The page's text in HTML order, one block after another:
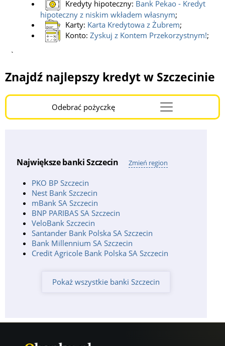
Adres:Żołędziowa 35, Szczecin;
Bank Pekao SA, bankomat
Adres:Stanisława Thugutta 2a, Szczecin;
Godziny pracy:24h Depozyty;
Bank Pekao SA, bankomat
Bałuki Edmunda 10/11, Szczecin;
Kontakt:+48914406304;
Godziny pracy:pon-pt 08:00-18:00;
Bank Pekao SA, bankomat
Godziny pracy:24h;
Bank Pekao SA, bankomat
Adres:Jasna 5, Szczecin;
Kontakt:+48914313940;
Godziny pracy:pon-pt 8:00-19:00, sob 9:00-14:00;
Bank Pekao SA, bankomat
Godziny pracy:pon-pt 9:30-16:00;
Kredyty hipoteczny: Bank Pekao - Kredyt
hipoteczny z niskim wkładem własnym;
Karty: Karta Kredytowa z Żubrem;
Konto: Zyskuj z Kontem Przekorzystnym!;
`
Znajdź najlepszy kredyt w Szczecinie
Odebrać pożyczkęMenu
Burger
Największe banki Szczecin Zmień region
PKO BP Szczecin
Nest Bank Szczecin
mBank SA Szczecin
BNP PARIBAS SA Szczecin
VeloBank Szczecin
Santander Bank Polska SA Szczecin
Bank Millennium SA Szczecin
Credit Agricole Bank Polska SA Szczecin
Pokaż wszystkie banki Szczecin